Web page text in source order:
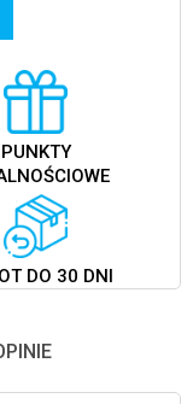
PUNKTY
DO 30 DNI